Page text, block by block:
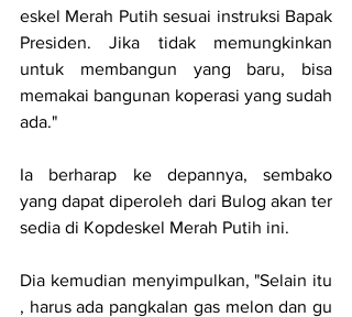
eskel Merah Putih sesuai instruksi Bapak
Presiden. Jika tidak memungkinkan
untuk membangun yang baru, bisa
memakai bangunan koperasi yang sudah
ada."
Ia berharap ke depannya, sembako
yang dapat diperoleh dari Bulog akan ter
sedia di Kopdeskel Merah Putih ini.
Dia kemudian menyimpulkan, "Selain itu
, harus ada pangkalan gas melon dan gu